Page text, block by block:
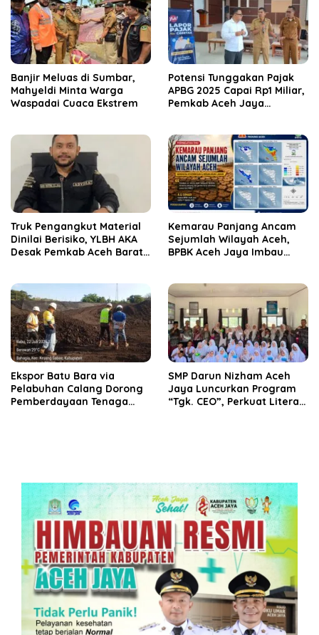
Banjir Meluas di Sumbar,
Mahyeldi Minta Warga
Waspadai Cuaca Ekstrem
Potensi Tunggakan Pajak
APBG 2025 Capai Rp1 Miliar,
Pemkab Aceh Jaya
Truk Pengangkut Material
Dinilai Berisiko, YLBH AKA
Desak Pemkab Aceh Barat
Kemarau Panjang Ancam
Sejumlah Wilayah Aceh,
BPBK Aceh Jaya Imbau
‎Ekspor Batu Bara via
Pelabuhan Calang Dorong
Pemberdayaan Tenaga
SMP Darun Nizham Aceh
Jaya Luncurkan Program
“Tgk. CEO”, Perkuat Literasi